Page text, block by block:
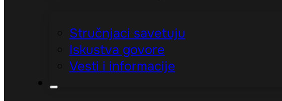
Stručnjaci savetuju
Iskustva govore
Vesti i informacije